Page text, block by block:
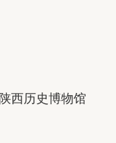
陕西历史博物馆